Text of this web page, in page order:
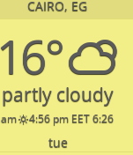
CAIRO, EG
16°
partly cloudy
6:26 am
4:56 pm EET
tue